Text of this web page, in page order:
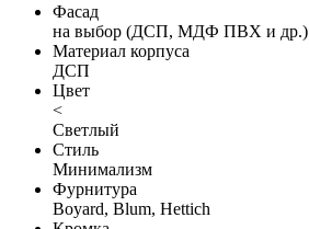
Фасад
на выбор (ДСП, МДФ ПВХ и др.)
Материал корпуса
ДСП
Цвет
<
Светлый
Стиль
Минимализм
Фурнитура
Boyard, Blum, Hettich